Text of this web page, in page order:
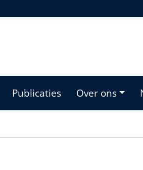
Publicaties Over ons